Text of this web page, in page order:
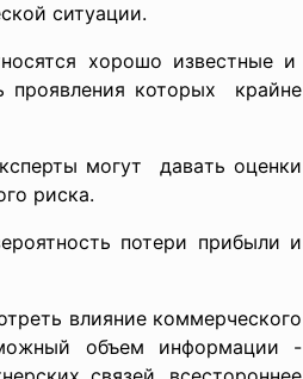
cитуaции.
хорошо извеcтные и
проявления которых крaйне
могут дaвaть оценки
риcкa.
потери прибыли и
влияние коммерчеcкого
объем информaции -